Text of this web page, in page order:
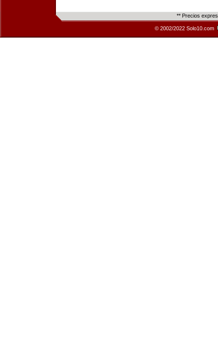
** Precios
© 2002/2022 Solo10.com